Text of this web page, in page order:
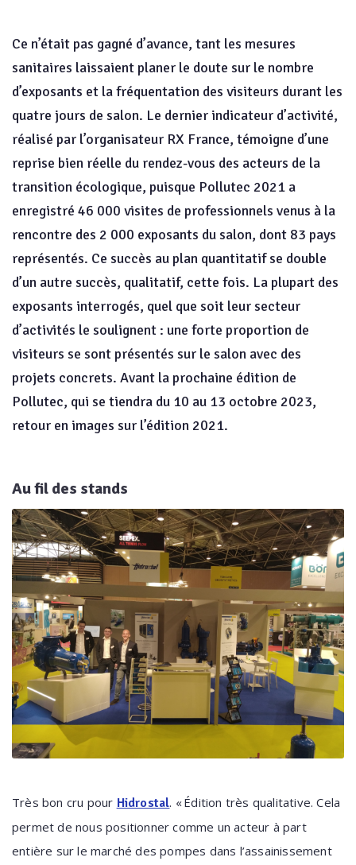
Ce n’était pas gagné d’avance, tant les mesures
sanitaires laissaient planer le doute sur le nombre
d’exposants et la fréquentation des visiteurs durant les
quatre jours de salon. Le dernier indicateur d’activité,
réalisé par l’organisateur RX France, témoigne d’une
reprise bien réelle du rendez-vous des acteurs de la
transition écologique, puisque Pollutec 2021 a
enregistré 46 000 visites de professionnels venus à la
rencontre des 2 000 exposants du salon, dont 83 pays
représentés. Ce succès au plan quantitatif se double
d’un autre succès, qualitatif, cette fois. La plupart des
exposants interrogés, quel que soit leur secteur
d’activités le soulignent : une forte proportion de
visiteurs se sont présentés sur le salon avec des
projets concrets. Avant la prochaine édition de
Pollutec, qui se tiendra du 10 au 13 octobre 2023,
retour en images sur l’édition 2021.
Au fil des stands
Très bon cru pour Hidrostal. « Édition très qualitative. Cela
permet de nous positionner comme un acteur à part
entière sur le marché des pompes dans l’assainissement